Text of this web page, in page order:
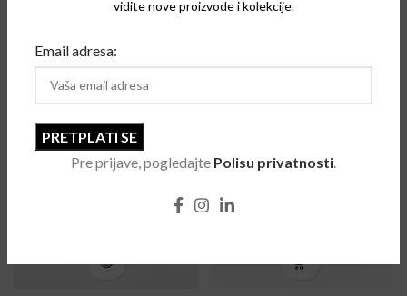
vidite nove proizvode i kolekcije.
Email adresa:
Pre prijave, pogledajte Polisu privatnosti.
POVEZANI PROIZVODI